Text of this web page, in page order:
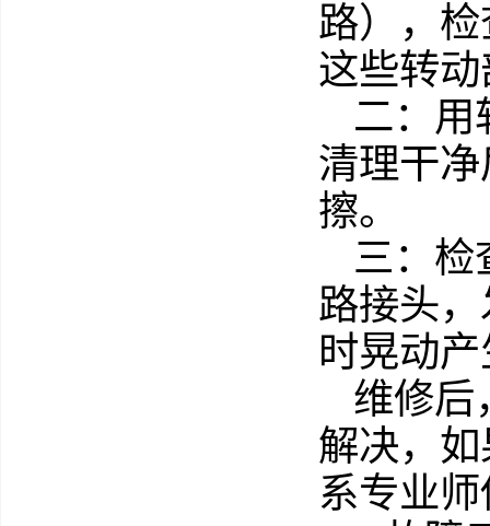
路），
这些转
二：用
清理干
擦。
三：检
路接头
时晃动
维修后
解决，
系专业